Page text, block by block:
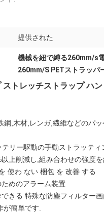
提供された
機械を紐で縛る260mm/s
260mm/S PETストラッパ
ストレッチストラップ ハ
鋼,木材,レンガ,繊維などのパ
リー駆動の手動ストラッティ
上削減し,組み合わせの強度
使わ ない 梱包 を 改善 する
めのアラーム装置
きる 特殊な防塵フィルター
が簡単です.